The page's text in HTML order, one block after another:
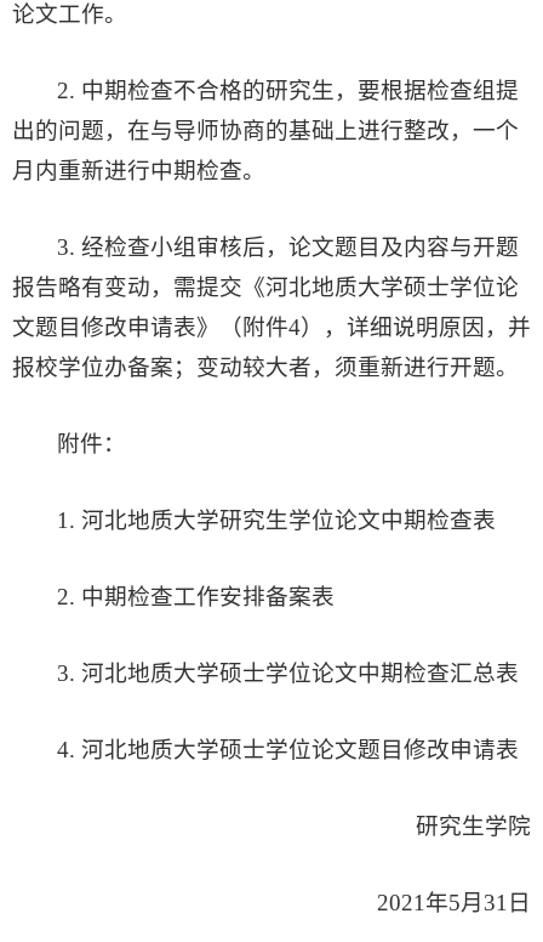
论文工作。
2. 中期检查不合格的研究生，要根据检查组提
出的问题，在与导师协商的基础上进行整改，一个
月内重新进行中期检查。
3. 经检查小组审核后，论文题目及内容与开题
报告略有变动，需提交《河北地质大学硕士学位论
文题目修改申请表》（附件4），详细说明原因，并
报校学位办备案；变动较大者，须重新进行开题。
附件：
1. 河北地质大学研究生学位论文中期检查表
2. 中期检查工作安排备案表
3. 河北地质大学硕士学位论文中期检查汇总表
4. 河北地质大学硕士学位论文题目修改申请表
研究生学院
2021年5月31日